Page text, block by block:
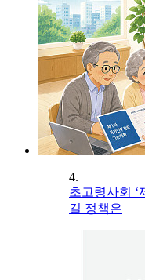
4.
초고령사회 ‘
길 정책은